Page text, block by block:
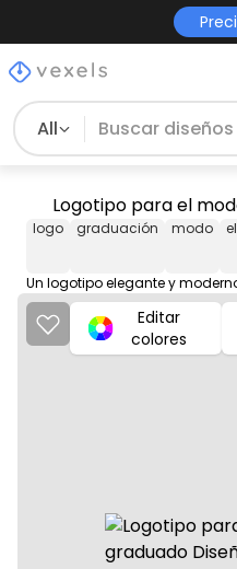
All
Logotipo para el
logo graduación modo
Editar
colores